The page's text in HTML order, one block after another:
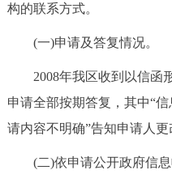
构的联系方式。
(一)申请及答复情况。
2008年我区收到以信函
申请全部按期答复，其中“
请内容不明确”告知申请人更
(二)依申请公开政府信息